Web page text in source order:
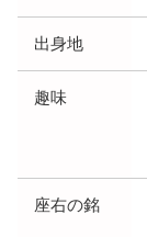
出身地
趣味
座右の銘